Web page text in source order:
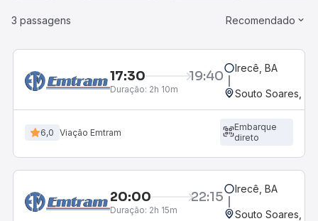
3 passagens Recomendado
17:30 19:40
Duração: 2h 10m
Irecê, BA
Souto Soares, BA
6,0 Viação Emtram
Embarque
direto
20:00 22:15
Duração: 2h 15m
Irecê, BA
Souto Soares, BA